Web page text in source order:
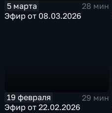
5 марта
28 мин
Эфир от 08.03.2026
19 февраля
29 мин
Эфир от 22.02.2026